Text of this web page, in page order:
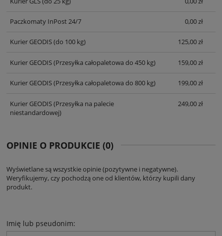
Paczkomaty InPost 24/7 0,00 zł
Kurier GEODIS(do 100 kg) 125,00 zł
Kurier GEODIS(Przesyłka całopaletowa do 450 kg) 159,00 zł
Kurier GEODIS(Przesyłka całopaletowa do 800 kg) 199,00 zł
Kurier GEODIS(Przesyłka na palecie
niestandardowej)
249,00 zł
OPINIE O PRODUKCIE (0)
Wyświetlane są wszystkie opinie (pozytywne i negatywne).
Weryfikujemy, czy pochodzą one od klientów, którzy kupili dany
produkt.
Imię lub pseudonim: